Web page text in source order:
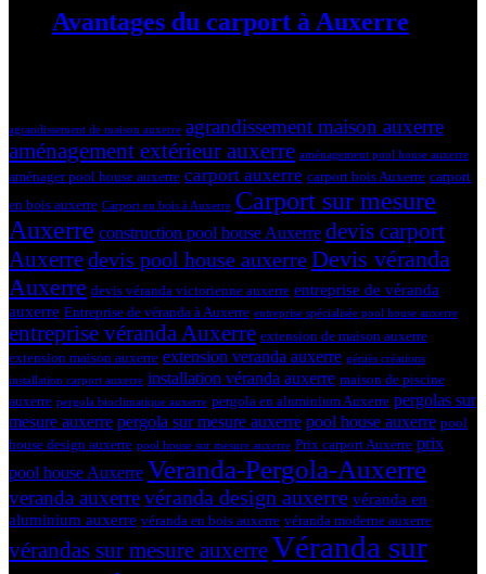
Avantages du carport à Auxerre
agrandissement de maison auxerre agrandissement maison auxerre
aménagement extérieur auxerre aménagement pool house auxerre
aménager pool house auxerre carport auxerre carport bois Auxerre carport
en bois auxerre Carport en bois à Auxerre Carport sur mesure
Auxerre construction pool house Auxerre devis carport
Auxerredevis pool house auxerreDevis véranda
Auxerre devis véranda victorienne auxerre entreprise de véranda
auxerre Entreprise de véranda à Auxerre entreprise spécialisée pool house auxerre
entreprise véranda Auxerre extension de maison auxerre
extension maison auxerre extension veranda auxerre géniès créations
installation carport auxerre installation véranda auxerre maison de piscine
auxerre pergola bioclimatique auxerre pergola en aluminium Auxerre pergolas sur
mesure auxerre pergola sur mesure auxerre pool house auxerre pool
house design auxerre pool house sur mesure auxerre Prix carport Auxerre prix
pool house Auxerre Veranda-Pergola-Auxerre
veranda auxerrevéranda design auxerre véranda en
aluminium auxerre véranda en bois auxerre véranda moderne auxerre
vérandas sur mesure auxerreVéranda sur